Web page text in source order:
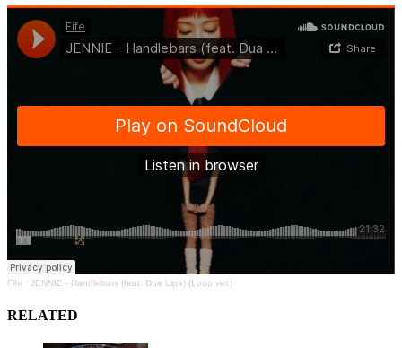
Fife · JENNIE - Handlebars (feat. Dua Lipa) (Loop ver.)
RELATED